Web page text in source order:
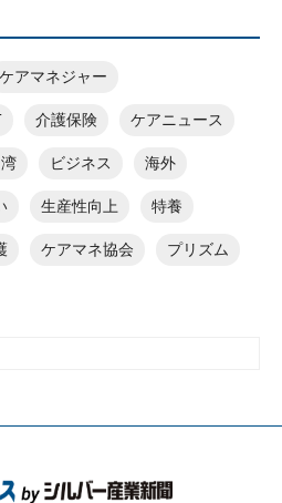
ケアマネジャー
介護保険 ケアニュース
ビジネス 海外
生産性向上 特養
ケアマネ協会 プリズム